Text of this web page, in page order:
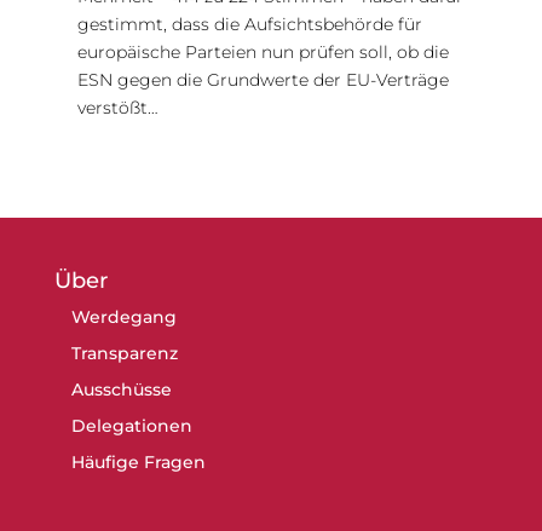
gestimmt, dass die Aufsichtsbehörde für
europäische Parteien nun prüfen soll, ob die
ESN gegen die Grundwerte der EU-Verträge
verstößt…
Über
Werdegang
Transparenz
Ausschüsse
Delegationen
Häufige Fragen